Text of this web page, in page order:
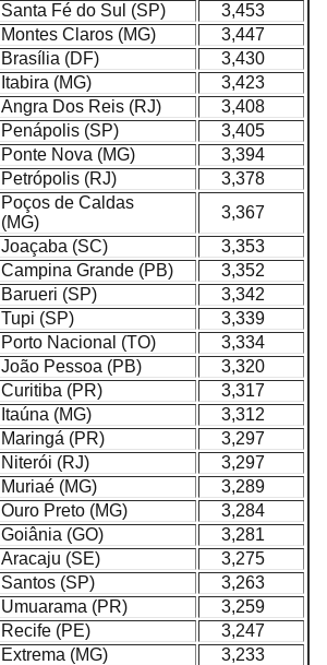
Santa Fé do Sul (SP)
3,453
Montes Claros (MG)
3,447
Brasília (DF)
3,430
Itabira (MG)
3,423
Angra Dos Reis (RJ)
3,408
Penápolis (SP)
3,405
Ponte Nova (MG)
3,394
Petrópolis (RJ)
3,378
Poços de Caldas
(MG)
3,367
Joaçaba (SC)
3,353
Campina Grande (PB)
3,352
Barueri (SP)
3,342
Tupi (SP)
3,339
Porto Nacional (TO)
3,334
João Pessoa (PB)
3,320
Curitiba (PR)
3,317
Itaúna (MG)
3,312
Maringá (PR)
3,297
Niterói (RJ)
3,297
Muriaé (MG)
3,289
Ouro Preto (MG)
3,284
Goiânia (GO)
3,281
Aracaju (SE)
3,275
Santos (SP)
3,263
Umuarama (PR)
3,259
Recife (PE)
3,247
Extrema (MG)
3,233